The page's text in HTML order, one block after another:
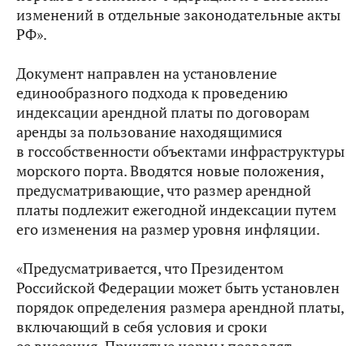
изменений в отдельные законодательные акты
РФ».
Документ направлен на установление
единообразного подхода к проведению
индексации арендной платы по договорам
аренды за пользование находящимися
в госсобственности объектами инфраструктуры
морского порта. Вводятся новые положения,
предусматривающие, что размер арендной
платы подлежит ежегодной индексации путем
его изменения на размер уровня инфляции.
«Предусматривается, что Президентом
Российской Федерации может быть установлен
порядок определения размера арендной платы,
включающий в себя условия и сроки